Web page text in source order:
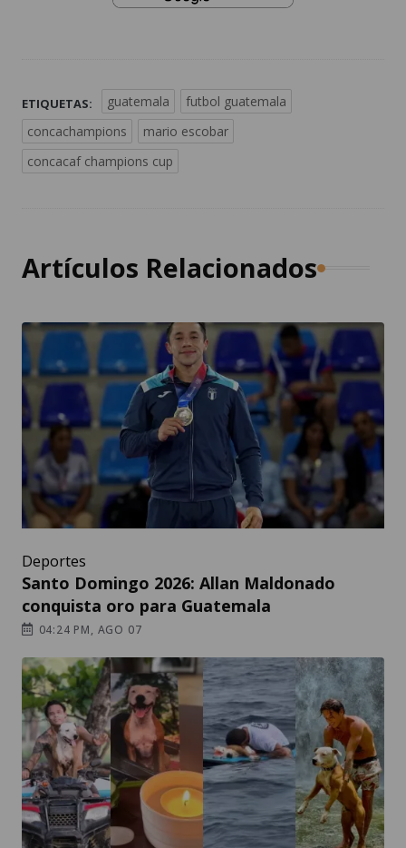
ETIQUETAS: guatemala
futbol guatemala
concachampions
mario escobar
concacaf champions cup
Artículos Relacionados
Deportes
Santo Domingo 2026: Allan Maldonado
conquista oro para Guatemala
04:24 PM, AGO 07